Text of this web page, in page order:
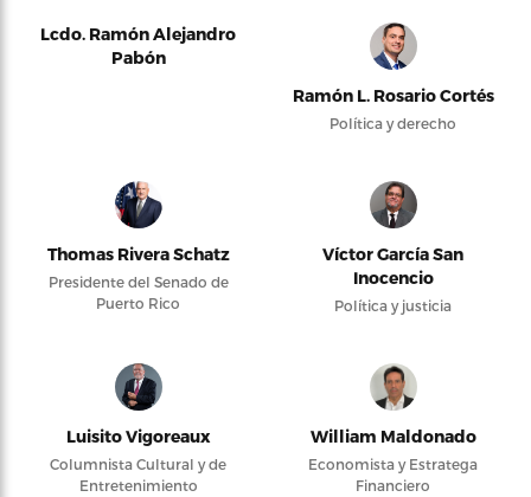
Lcdo. Ramón Alejandro
Pabón
Ramón L. Rosario Cortés
Política y derecho
Thomas Rivera Schatz
Presidente del Senado de
Puerto Rico
Víctor García San
Inocencio
Política y justicia
Luisito Vigoreaux
Columnista Cultural y de
Entretenimiento
William Maldonado
Economista y Estratega
Financiero